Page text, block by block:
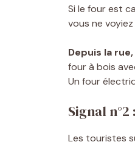
Si le four est
vous ne voyiez
Depuis la
four à bois
Un four
Signal
Les touristes